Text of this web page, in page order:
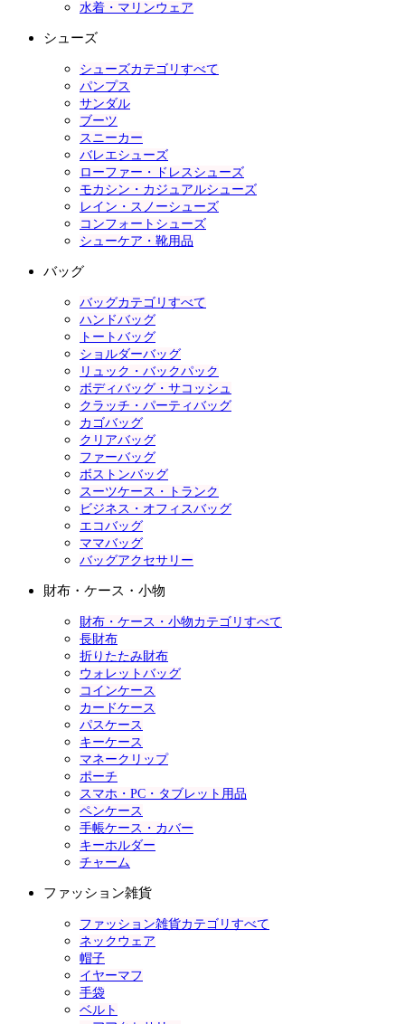
水着・マリンウェア
シューズ
シューズカテゴリすべて
パンプス
サンダル
ブーツ
スニーカー
バレエシューズ
ローファー・ドレスシューズ
モカシン・カジュアルシューズ
レイン・スノーシューズ
コンフォートシューズ
シューケア・靴用品
バッグ
バッグカテゴリすべて
ハンドバッグ
トートバッグ
ショルダーバッグ
リュック・バックパック
ボディバッグ・サコッシュ
クラッチ・パーティバッグ
カゴバッグ
クリアバッグ
ファーバッグ
ボストンバッグ
スーツケース・トランク
ビジネス・オフィスバッグ
エコバッグ
ママバッグ
バッグアクセサリー
財布・ケース・小物
財布・ケース・小物カテゴリすべて
長財布
折りたたみ財布
ウォレットバッグ
コインケース
カードケース
パスケース
キーケース
マネークリップ
ポーチ
スマホ・PC・タブレット用品
ペンケース
手帳ケース・カバー
キーホルダー
チャーム
ファッション雑貨
ファッション雑貨カテゴリすべて
ネックウェア
帽子
イヤーマフ
手袋
ベルト